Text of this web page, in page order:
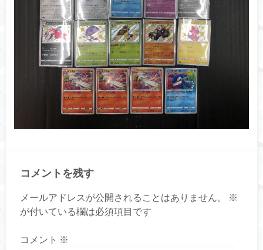
コメントを残す
メールアドレスが公開されることはありません。
※
が付いている欄は必須項目です
コメント ※